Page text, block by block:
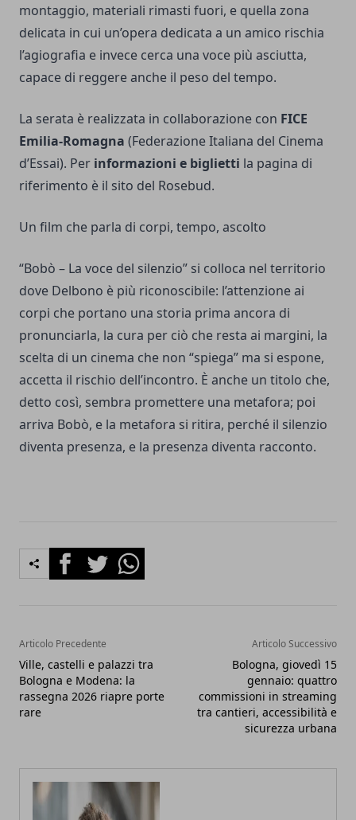
montaggio, materiali rimasti fuori, e quella zona
delicata in cui un’opera dedicata a un amico rischia
l’agiografia e invece cerca una voce più asciutta,
capace di reggere anche il peso del tempo.
La serata è realizzata in collaborazione con FICE
Emilia-Romagna (Federazione Italiana del Cinema
d’Essai). Per informazioni e biglietti la pagina di
riferimento è il sito del Rosebud.
Un film che parla di corpi, tempo, ascolto
“Bobò – La voce del silenzio” si colloca nel territorio
dove Delbono è più riconoscibile: l’attenzione ai
corpi che portano una storia prima ancora di
pronunciarla, la cura per ciò che resta ai margini, la
scelta di un cinema che non “spiega” ma si espone,
accetta il rischio dell’incontro. È anche un titolo che,
detto così, sembra promettere una metafora; poi
arriva Bobò, e la metafora si ritira, perché il silenzio
diventa presenza, e la presenza diventa racconto.
FacebookTwitterWhatsapp
Articolo Precedente
Ville, castelli e palazzi tra
Bologna e Modena: la
rassegna 2026 riapre porte
rare
Articolo Successivo
Bologna, giovedì 15
gennaio: quattro
commissioni in streaming
tra cantieri, accessibilità e
sicurezza urbana